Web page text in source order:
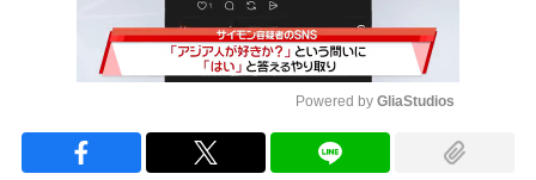
Powered by GliaStudios